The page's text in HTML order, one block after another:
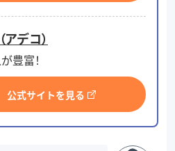
デコ）
豊富！
公式サイトを見る